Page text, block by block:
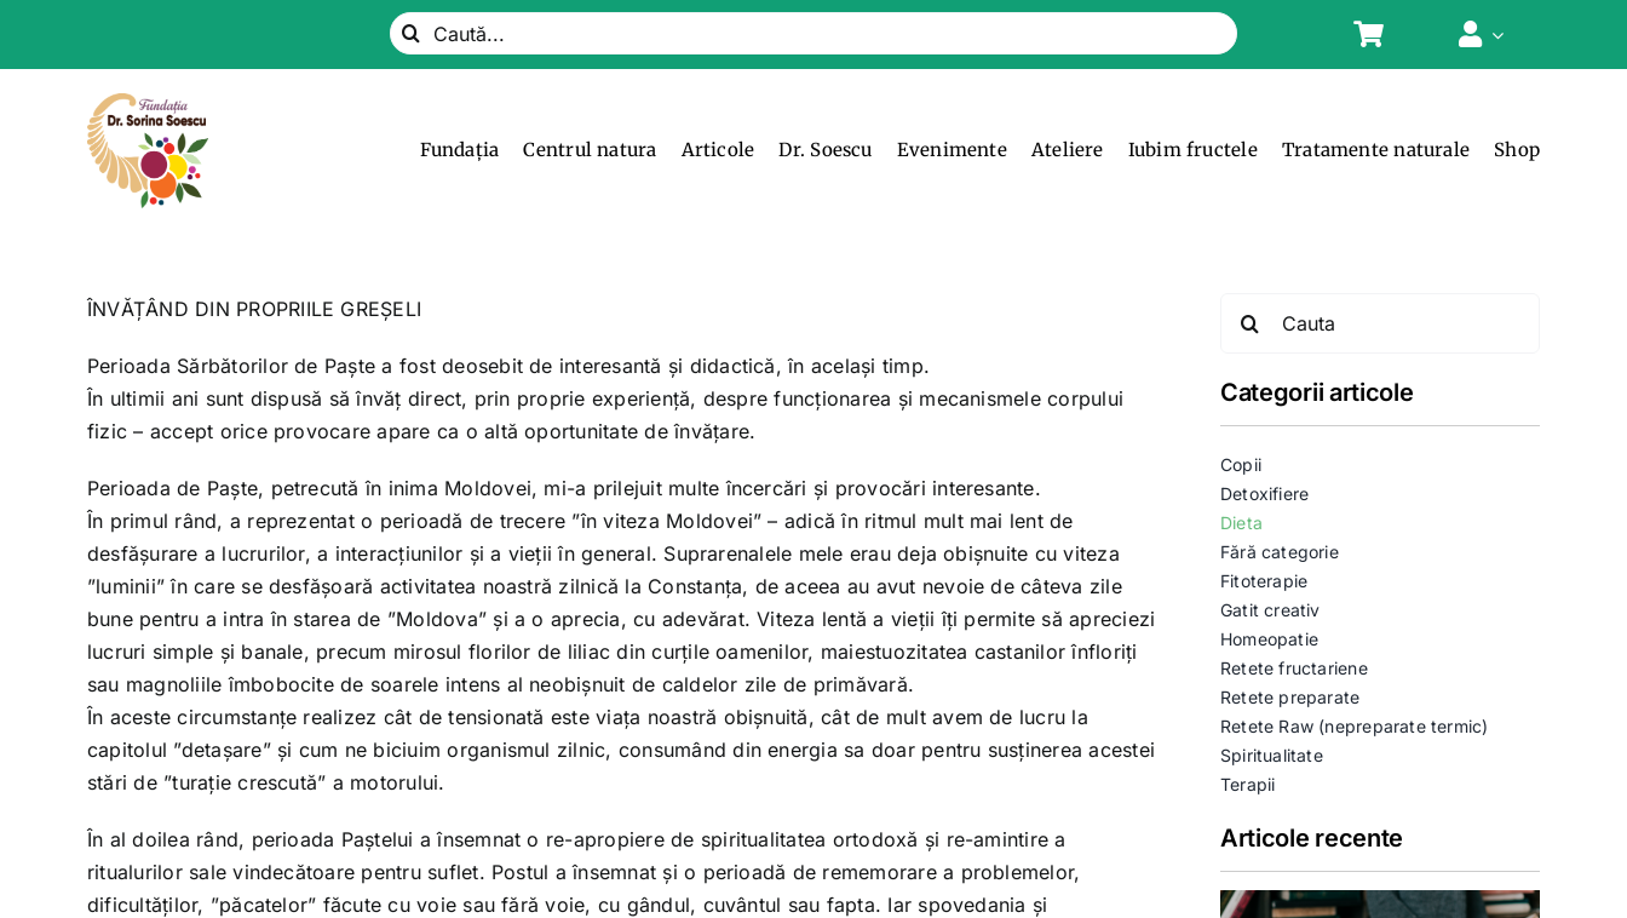
Search
for:
Fundația Centrul natura Articole Dr. Soescu Evenimente Ateliere Iubim fructele Tratamente naturale Shop
ÎNVĂȚÂND DIN PROPRIILE GREȘELI
Perioada Sărbătorilor de Paște a fost deosebit de interesantă și didactică, în același timp.
În ultimii ani sunt dispusă să învăț direct, prin proprie experiență, despre funcționarea și mecanismele corpului
fizic – accept orice provocare apare ca o altă oportunitate de învățare.
Perioada de Paște, petrecută în inima Moldovei, mi-a prilejuit multe încercări și provocări interesante.
În primul rând, a reprezentat o perioadă de trecere ”în viteza Moldovei” – adică în ritmul mult mai lent de
desfășurare a lucrurilor, a interacțiunilor și a vieții în general. Suprarenalele mele erau deja obișnuite cu viteza
”luminii” în care se desfășoară activitatea noastră zilnică la Constanța, de aceea au avut nevoie de câteva zile
bune pentru a intra în starea de ”Moldova” și a o aprecia, cu adevărat. Viteza lentă a vieții îți permite să apreciezi
lucruri simple și banale, precum mirosul florilor de liliac din curțile oamenilor, maiestuozitatea castanilor înfloriți
sau magnoliile îmbobocite de soarele intens al neobișnuit de caldelor zile de primăvară.
În aceste circumstanțe realizez cât de tensionată este viața noastră obișnuită, cât de mult avem de lucru la
capitolul ”detașare” și cum ne biciuim organismul zilnic, consumând din energia sa doar pentru susținerea acestei
stări de ”turație crescută” a motorului.
În al doilea rând, perioada Paștelui a însemnat o re-apropiere de spiritualitatea ortodoxă și re-amintire a
ritualurilor sale vindecătoare pentru suflet. Postul a însemnat și o perioadă de rememorare a problemelor,
dificultăților, ”păcatelor” făcute cu voie sau fără voie, cu gândul, cuvântul sau fapta. Iar spovedania și
Categorii articole
Copii
Detoxifiere
Dieta
Fără categorie
Fitoterapie
Gatit creativ
Homeopatie
Retete fructariene
Retete preparate
Retete Raw (nepreparate termic)
Spiritualitate
Terapii
Articole recente